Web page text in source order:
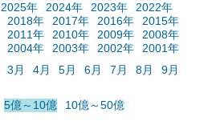
2025年 2024年 2023年
2022年
2018年 2017年 2016年
2015年
2011年 2010年 2009年
2008年
2004年 2003年 2002年
2001年
3月 4月 5月 6月 7月 8月
9月
5億～10億
10億～50億